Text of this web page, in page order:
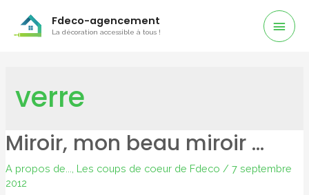
Fdeco-agencement
La décoration accessible à tous !
verre
Miroir, mon beau miroir …
A propos de... Les coups de coeur de Fdeco / 7 septembre
2012